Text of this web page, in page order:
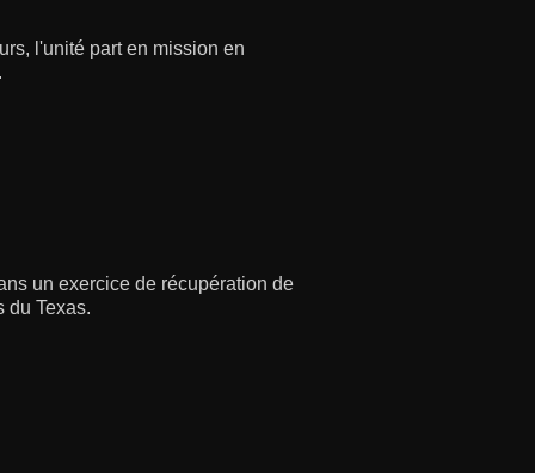
l'unité part en mission en
un exercice de récupération de
du Texas.